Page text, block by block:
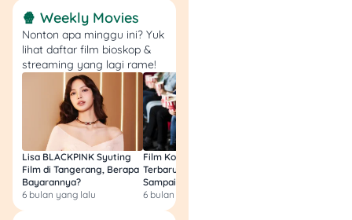
status libur biasanya
mengikuti kebijakan
perusahaan, kontrak kerja,
jenis industri, dan
kebutuhan operasional.
Karena 29 Mei 2026 tidak
tercantum sebagai libur
nasional atau cuti bersama,
perusahaan pada
dasarnya tidak wajib
meliburkan karyawan pada
tanggal tersebut.
🍿 Weekly Movies
Nonton apa minggu ini? Yuk
lihat daftar film bioskop &
streaming yang lagi rame!
Lisa BLACKPINK Syuting
Film di Tangerang, Berapa
Bayarannya?
6 bulan yang lalu
Film Komedi Indonesia
Terbaru 2026, Siap Ngakak
Sampai Sakit Perut!
6 bulan yang lalu